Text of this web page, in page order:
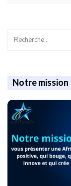
Notre mission